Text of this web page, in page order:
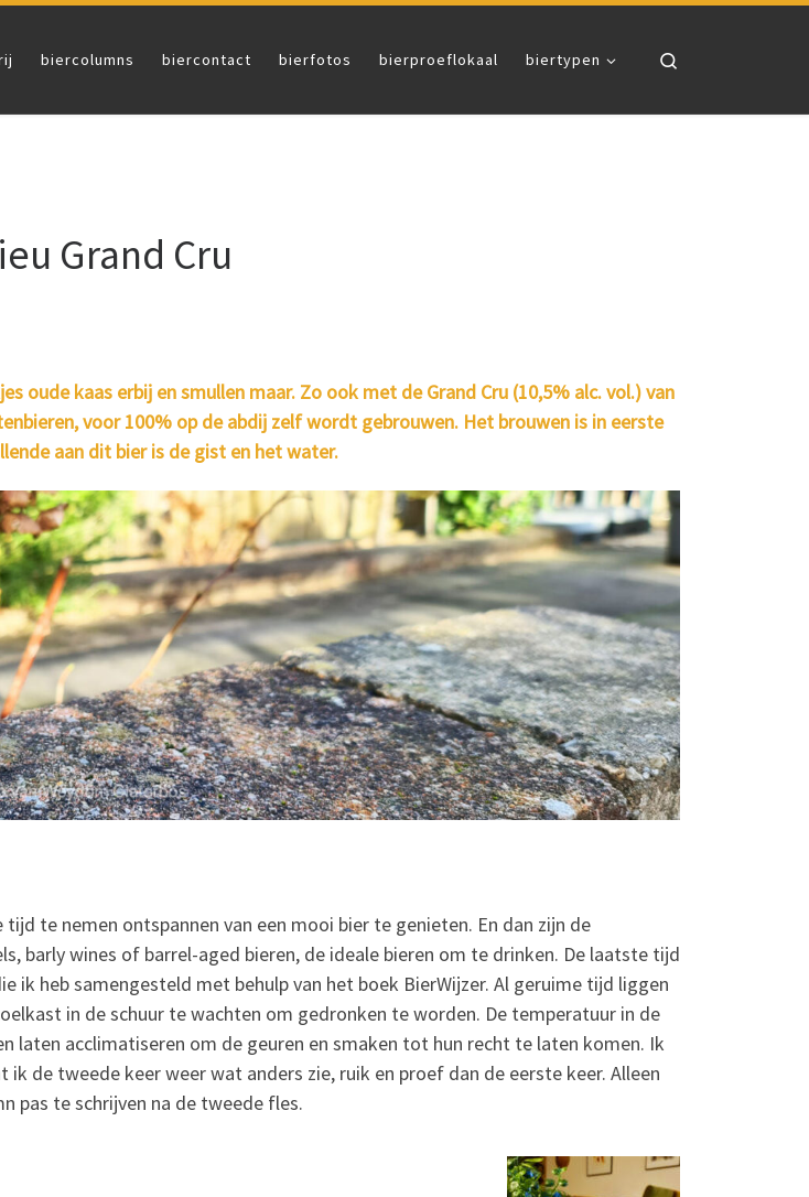
biercolumns biercontact bierfotos bierproeflokaal biertypen
Grand Cru
oude kaas erbij en smullen maar. Zo ook met de Grand Cru (10,5% alc. vol.) van
voor 100% op de abdij zelf wordt gebrouwen. Het brouwen is in eerste
aan dit bier is de gist en het water.
te nemen ontspannen van een mooi bier te genieten. En dan zijn de
barly wines of barrel-aged bieren, de ideale bieren om te drinken. De laatste tijd
ik heb samengesteld met behulp van het boek BierWijzer. Al geruime tijd liggen
in de schuur te wachten om gedronken te worden. De temperatuur in de
laten acclimatiseren om de geuren en smaken tot hun recht te laten komen. Ik
de tweede keer weer wat anders zie, ruik en proef dan de eerste keer. Alleen
pas te schrijven na de tweede fles.